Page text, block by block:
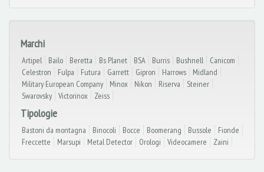
Marchi
Artipel Bailo Beretta Bs Planet BSA Burris Bushnell
Canicom
Celestron
Fulpa Futura Garrett Gipron Harrows
Midland
Military European Company
Minox Nikon Riserva
Steiner
Swarovsky
Victorinox Zeiss
Tipologie
Bastoni da montagna Binocoli Bocce Boomerang Bussole
Fionde
Freccette
Marsupi Metal Detector Orologi Videocamere Zaini